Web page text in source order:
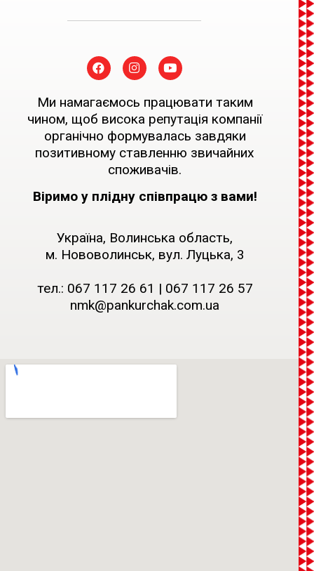
Ми намагаємось працювати таким
чином, щоб висока репутація компанії
органічно формувалась завдяки
позитивному ставленню звичайних
споживачів.
Віримо у плідну співпрацю з вами!
Україна, Волинська область,
м. Нововолинськ, вул. Луцька, 3
тел.: 067 117 26 61 | 067 117 26 57
nmk@pankurchak.com.ua